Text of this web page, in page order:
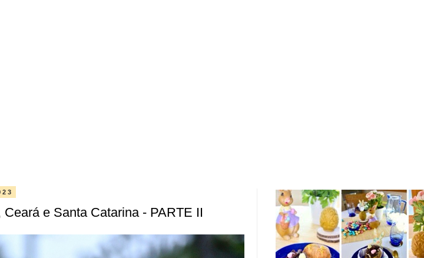
e Santa Catarina - PARTE II